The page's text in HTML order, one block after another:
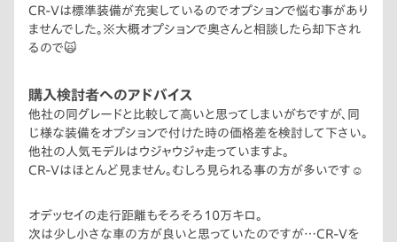
CR-Vは標準装備が充実しているのでオプションで悩む事があり
ませんでした。※大概オプションで奥さんと相談したら却下され
るので🙀
購入検討者へのアドバイス
他社の同グレードと比較して高いと思ってしまいがちですが、同
じ様な装備をオプションで付けた時の価格差を検討して下さい。
他社の人気モデルはウジャウジャ走っていますよ。
CR-Vはほとんど見ません。むしろ見られる事の方が多いです☺️
オデッセイの走行距離もそろそろ10万キロ。
次は少し小さな車の方が良いと思っていたのですが…CR-Vを